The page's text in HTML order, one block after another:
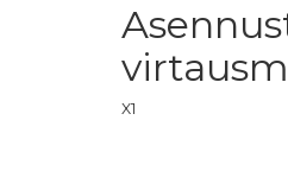
X1